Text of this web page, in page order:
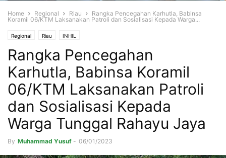
Home Regional Riau
Rangka Pencegahan Karhutla, Babinsa
Koramil 06/KTM Laksanakan Patroli dan Sosialisasi Kepada Warga...
Regional Riau INHIL
Rangka Pencegahan
Karhutla, Babinsa Koramil
06/KTM Laksanakan Patroli
dan Sosialisasi Kepada
Warga Tunggal Rahayu Jaya
By Muhammad Yusuf - 06/01/2023